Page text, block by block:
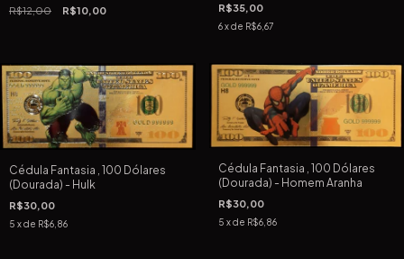
R$12,00 R$10,00 R$35,00
6 x de R$6,67
Cédula Fantasia , 100 Dólares
(Dourada) - Hulk
R$30,00
5 x de R$6,86
Cédula Fantasia , 100 Dólares
(Dourada) - Homem Aranha
R$30,00
5 x de R$6,86